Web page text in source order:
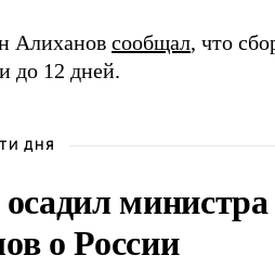
Алиханов сообщал, что
до 12 дней.
ДНЯ
министра
о России